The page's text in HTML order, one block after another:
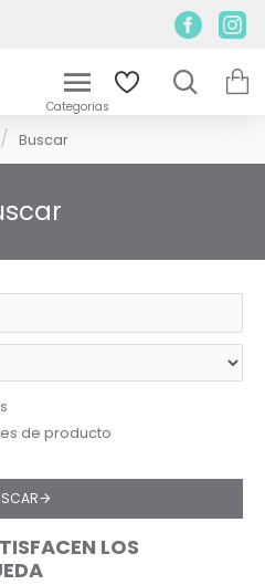
Buscar
de producto
LOS